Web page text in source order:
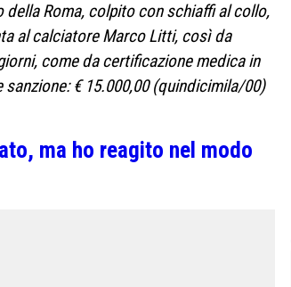
Roma, colpito con schiaffi al collo,
al calciatore Marco Litti, così da
come da certificazione medica in
€ 15.000,00 (quindicimila/00)
ma ho reagito nel modo